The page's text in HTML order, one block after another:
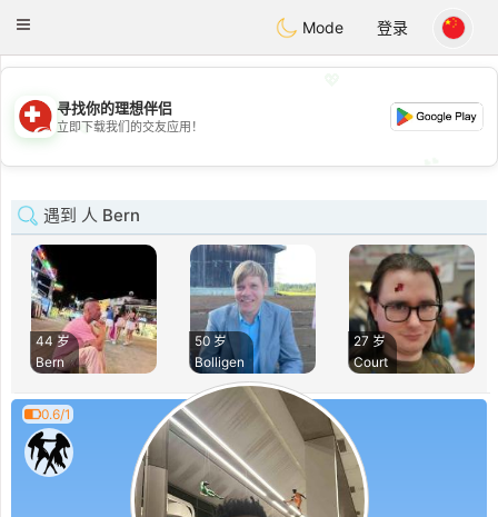
Suissi
Toggle
Mode 登录
💖
💕
寻找你的理想伴侣
立即下载我们的交友应用！
遇到 人 Bern
44 岁
Bern
50 岁
Bolligen
27 岁
Court
0.6/1